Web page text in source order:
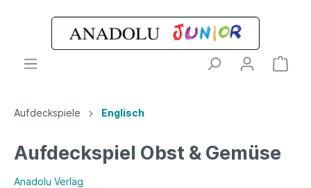
Aufdeckspiele Englisch
Aufdeckspiel Obst & Gemüse
Anadolu Verlag